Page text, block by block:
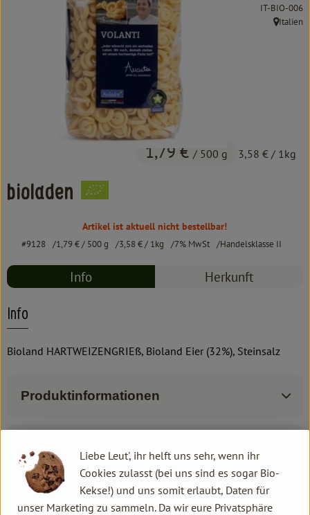
Kochen & Backen
Süß & Pikant
Erleben
bioladen
1,79 € / 500 g 3,58 € / 1kg
,IT-BIO-006
,Italien
Artikel ist aktuell nicht bestellbar!
#9128 1,79 €/ 500 g 3,58 €/ 1kg 7% MwSt Handelsklasse II
Info Herkunft
Info
Bioland HARTWEIZENGRIEß, Bioland Eier (32%), Steinsalz
Produktinformationen
Produktdatenblatt
Liebe Leut', ihr helft uns sehr, wenn ihr
Cookies zulasst (bei uns sind es sogar Bio-
Kekse!) und uns somit erlaubt, Daten für
unser Marketing zu sammeln. Da wir eure Privatsphäre